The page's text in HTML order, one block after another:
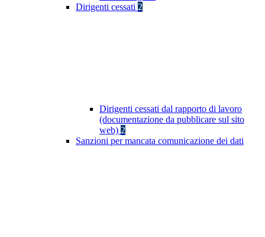
Dirigenti cessati 2
Dirigenti cessati dal rapporto di lavoro
(documentazione da pubblicare sul sito
web) 2
Sanzioni per mancata comunicazione dei dati